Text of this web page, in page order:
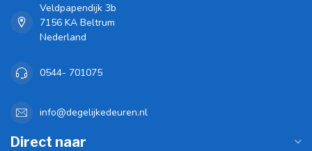
Veldpapendijk 3b
7156 KA Beltrum
Nederland
0544- 701075
info@degelijkedeuren.nl
Direct naar